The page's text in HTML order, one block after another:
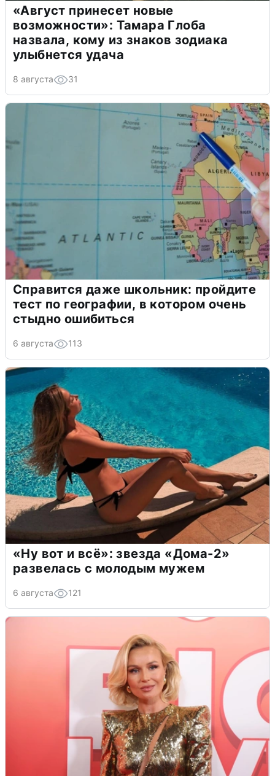
«Август принесет новые
возможности»: Тамара Глоба
назвала, кому из знаков зодиака
улыбнется удача
8 августа 31
Справится даже школьник: пройдите
тест по географии, в котором очень
стыдно ошибиться
6 августа 113
«Ну вот и всё»: звезда «Дома-2»
развелась с молодым мужем
6 августа 121